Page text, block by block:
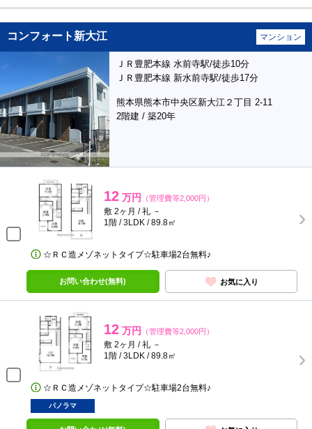
コンフォート新大江 マンション
ＪＲ豊肥本線 水前寺駅/徒歩10分
ＪＲ豊肥本線 新水前寺駅/徒歩17分
熊本県熊本市中央区新大江２丁目 2-11
2階建 / 築20年
12 万円 （管理費等2,000円）
敷 2ヶ月 / 礼 －
1階 / 3LDK / 89.8㎡
☆ＲＣ造メゾネットタイプ☆駐車場2台無料♪
お問い合わせ(無料) お気に入り
12 万円 （管理費等2,000円）
敷 2ヶ月 / 礼 －
1階 / 3LDK / 89.8㎡
☆ＲＣ造メゾネットタイプ☆駐車場2台無料♪
パノラマ